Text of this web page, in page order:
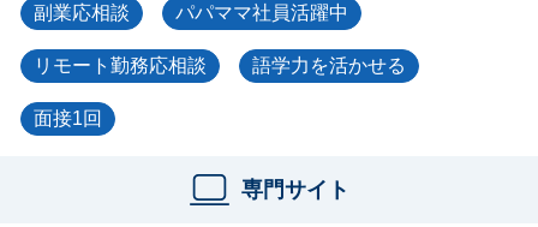
副業応相談 パパママ社員活躍中
リモート勤務応相談 語学力を活かせる
面接1回
専門サイト